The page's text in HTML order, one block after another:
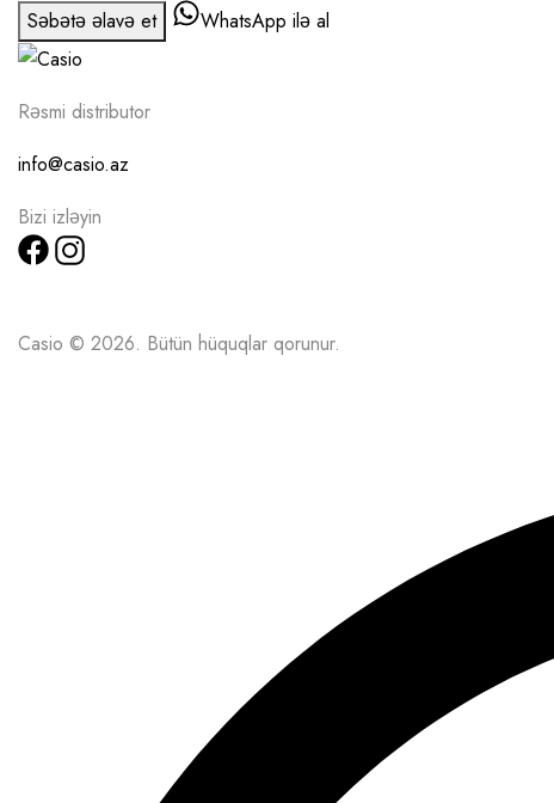
Səbətə əlavə et
WhatsApp ilə al
Rəsmi distributor
info@casio.az
Bizi izləyin
Casio © 2026. Bütün hüquqlar qorunur.